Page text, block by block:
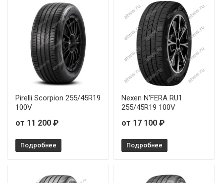
Michelin E PRIMACY 235/55R19 105V
Michelin E PRIMACY 255/45R19 104V
Michelin E PRIMACY 275/45R21 110V
Pirelli Scorpion 255/45R19
100V
от 11 200 ₽
Подробнее
Nexen N'FERA RU1
255/45R19 100V
от 17 100 ₽
Подробнее